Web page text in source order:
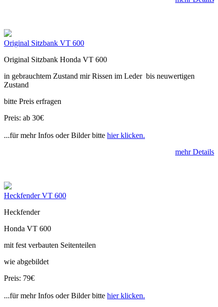
Original Sitzbank VT 600
Original Sitzbank Honda VT 600
in gebrauchtem Zustand mir Rissen im Leder bis neuwertigen
Zustand
bitte Preis erfragen
Preis: ab 30€
...für mehr Infos oder Bilder bitte hier klicken.
mehr Details
Heckfender VT 600
Heckfender
Honda VT 600
mit fest verbauten Seitenteilen
wie abgebildet
Preis: 79€
...für mehr Infos oder Bilder bitte hier klicken.